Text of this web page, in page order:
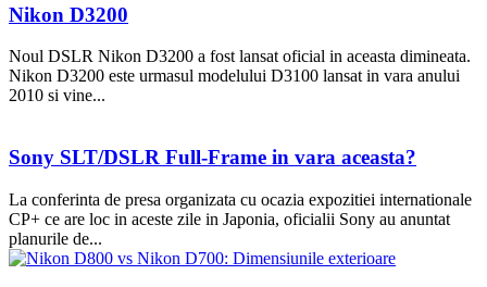
Nikon D3200
Noul DSLR Nikon D3200 a fost lansat oficial in aceasta dimineata.
Nikon D3200 este urmasul modelului D3100 lansat in vara anului
2010 si vine...
Sony SLT/DSLR Full-Frame in vara aceasta?
La conferinta de presa organizata cu ocazia expozitiei internationale
CP+ ce are loc in aceste zile in Japonia, oficialii Sony au anuntat
planurile de...